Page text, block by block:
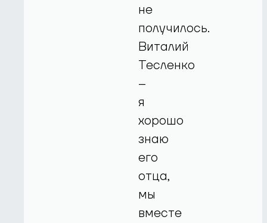
не
получилось.
Виталий
Тесленко
–
я
хорошо
знаю
его
отца,
мы
вместе